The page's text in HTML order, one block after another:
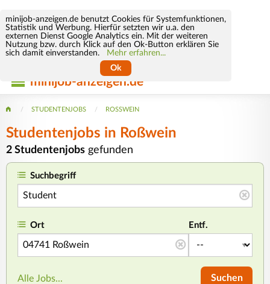
minijob-anzeigen.de benutzt Cookies für Systemfunktionen,
Statistik und Werbung. Hierfür setzten wir u.a. den
externen Dienst Google Analytics ein. Mit der weiteren
Nutzung bzw. durch Klick auf den Ok-Button erklären Sie
sich damit einverstanden.
Mehr erfahren...
Ok
minijob-anzeigen.de
STUDENTENJOBS ROSSWEIN
Studentenjobs in Roßwein
2 Studentenjobs gefunden
Suchbegriff
Ort Entf.
Alle Jobs... Suchen